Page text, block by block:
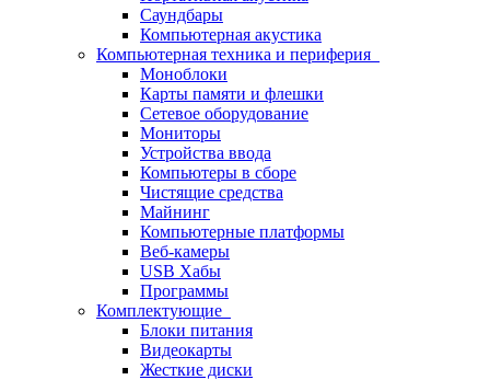
Саундбары
Компьютерная акустика
Компьютерная техника и периферия
Моноблоки
Карты памяти и флешки
Сетевое оборудование
Мониторы
Устройства ввода
Компьютеры в сборе
Чистящие средства
Майнинг
Компьютерные платформы
Веб-камеры
USB Хабы
Программы
Комплектующие
Блоки питания
Видеокарты
Жесткие диски